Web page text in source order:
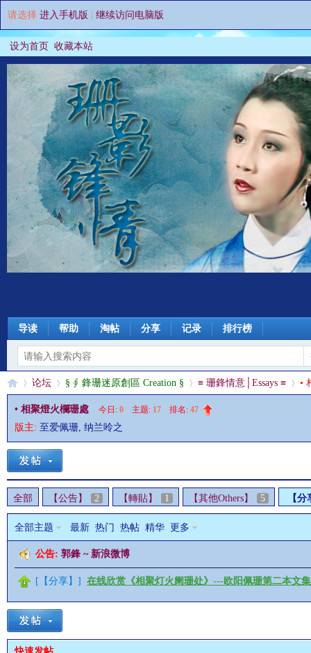
请选择 进入手机版 继续访问电脑版
设为首页 收藏本站
导读 帮助 淘帖 分享 记录 排行榜
§ »
论坛
›
§ ∮ 鋒珊迷原創區 Creation §
›
≡ 珊鋒情意│Essays ≡
›
•
• 相聚燈火欄珊處 今日: 0 主题: 17 排名: 47
版主: 至爱佩珊, 纳兰呤之
全部 【公告】 2 【轉貼】 1 【其他Others】 5 【
全部主题 最新 热门 热帖 精华 更多
公告: 郭鋒 ~ 新浪微博
[ 【分享】 ] 在线欣赏《相聚灯火阑珊处》---欧阳佩珊第二本文集